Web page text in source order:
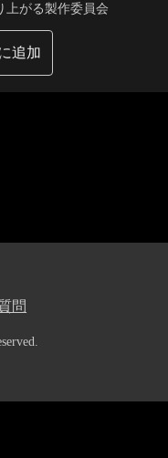
上がる製作委員会
追加
問